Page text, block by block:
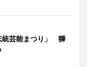
統芸能まつり」 獅